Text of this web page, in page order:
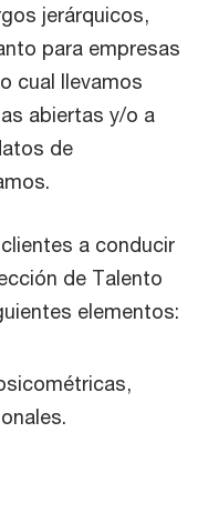
jerárquicos,
para empresas
cual llevamos
abiertas y/o a
de
a conducir
de Talento
elementos: